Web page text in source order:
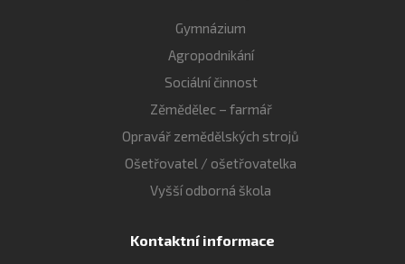
Gymnázium
Agropodnikání
Sociální činnost
Zěmědělec – farmář
Opravář zemědělských strojů
Ošetřovatel / ošetřovatelka
Vyšší odborná škola
Kontaktní informace